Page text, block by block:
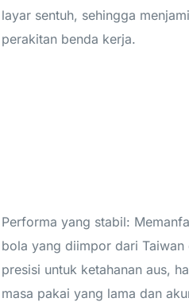
layar sentuh, sehingga
perakitan benda kerja.
Performa yang stabil:
bola yang diimpor dari Taiwan
presisi untuk ketahanan aus,
masa pakai yang lama dan